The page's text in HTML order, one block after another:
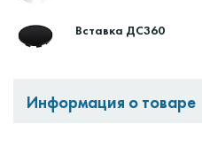
Вставка ДС360
Информация о товаре